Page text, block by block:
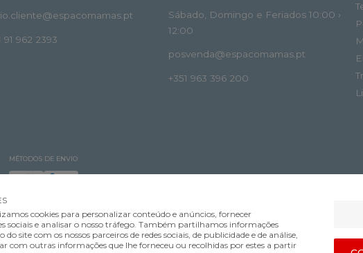
91 962 2393
Sábado, Domingo e Feriados 10:00 ›
12:00
posvenda@espacomamas.pt
+351 963 396 200
MÉTODOS DE ENVIO
& developed byBsolus.pt
cookies para personalizar conteúdo e anúncios, fornecer
sociais e analisar o nosso tráfego. Também partilhamos informações
do site com os nossos parceiros de redes sociais, de publicidade e de análise,
com outras informações que lhe forneceu ou recolhidas por estes a partir